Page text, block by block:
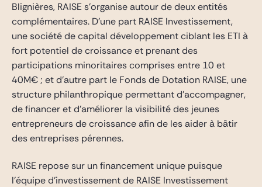
Blignières, RAISE s’organise autour de deux entités
complémentaires. D’une part RAISE Investissement,
une société de capital développement ciblant les ETI à
fort potentiel de croissance et prenant des
participations minoritaires comprises entre 10 et
40M€ ; et d’autre part le Fonds de Dotation RAISE, une
structure philanthropique permettant d’accompagner,
de financer et d’améliorer la visibilité des jeunes
entrepreneurs de croissance afin de les aider à bâtir
des entreprises pérennes.
RAISE repose sur un financement unique puisque
l’équipe d’investissement de RAISE Investissement